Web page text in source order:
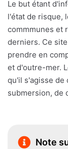
Le but étant
l'état de risque,
commmunes et
derniers. Ce
prendre en
et d'outre-mer.
qu'il s'agisse de
submersion, de
Note